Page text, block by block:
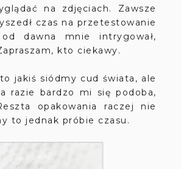
na zdjęciach. Zawsze
czas na przetestowanie
dawna mnie intrygował,
kto ciekawy.
jakiś siódmy cud świata, ale
razie bardzo mi się podoba,
opakowania raczej nie
to jednak próbie czasu.